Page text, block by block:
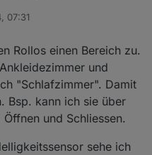
07:31
Rollos einen Bereich zu.
und
"Schlafzimmer". Damit
Bsp. kann ich sie über
und Schliessen.
sehe ich